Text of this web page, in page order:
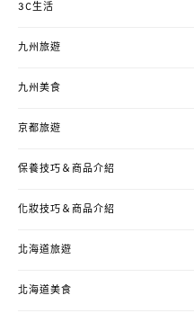
3C生活
九州旅遊
九州美食
京都旅遊
保養技巧＆商品介紹
化妝技巧＆商品介紹
北海道旅遊
北海道美食